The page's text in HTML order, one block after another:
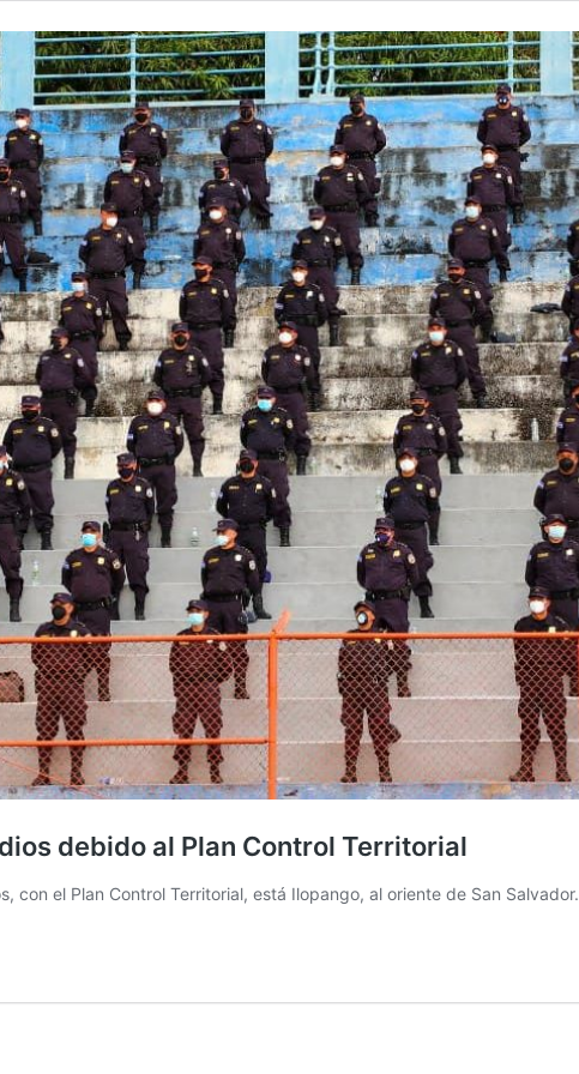
debido al Plan Control Territorial
con el Plan Control Territorial, está Ilopango, al oriente de San Salvador.